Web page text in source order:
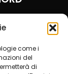
come i
del
di